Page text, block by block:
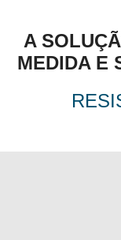
A
MEDIDA E